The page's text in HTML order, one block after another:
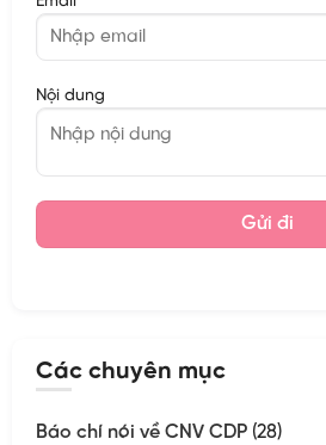
Nội dung
Các chuyên mục
Báo chí nói về CNV CDP(28)